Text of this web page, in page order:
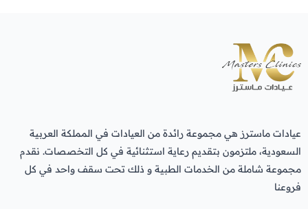
عيادات ماسترز هي مجموعة رائدة من العيادات في المملكة العربية
السعودية، ملتزمون بتقديم رعاية استثنائية في كل التخصصات. نقدم
مجموعة شاملة من الخدمات الطبية و ذلك تحت سقف واحد في كل
فروعنا